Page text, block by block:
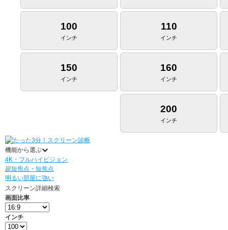
100
インチ
110
インチ
150
インチ
160
インチ
200
インチ
機能から選ぶ
4K・フルハイビジョン
超短焦点・短焦点
明るい部屋に強い
スクリーン詳細検索
画面比率
インチ